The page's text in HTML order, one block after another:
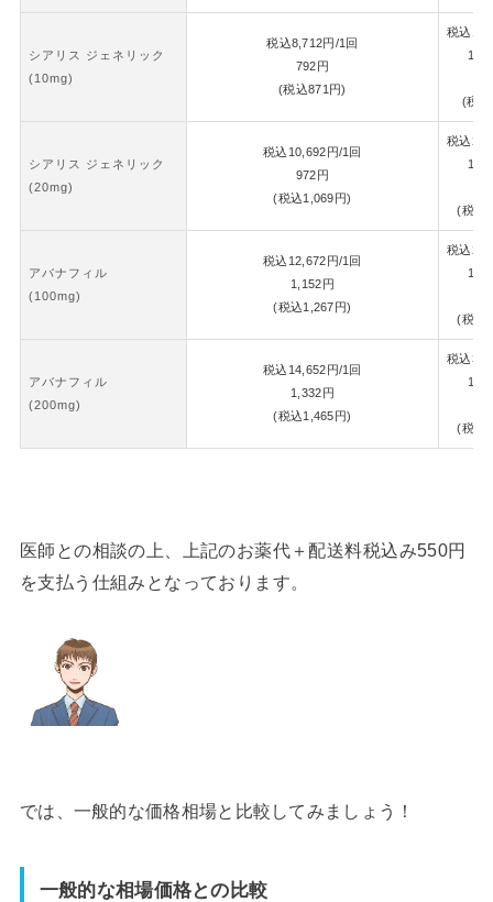
シアリス ジェネリック
(10mg)
税込8,712円/1回
792円
(税込871 円)
税込
1錠
(税込
シアリス ジェネリック
(20mg)
税込 10,692円/1回
972円
(税込1,069円)
税込
1錠
(税込
アバナフィル
(100mg)
税込 12,672円/1回
1,152円
(税込1,267円)
税込
1錠
(税込
アバナフィル
(200mg)
税込 14,652円/1回
1,332円
(税込1,465円)
税込
1錠
(税込
医師との相談の上、上記のお薬代＋配送料税込み550円
を支払う仕組みとなっております。
では、一般的な価格相場と比較してみましょう！
一般的な相場価格との比較